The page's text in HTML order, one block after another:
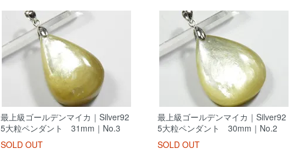
最上級ゴールデンマイカ｜Silver92
5大粒ペンダント 31mm｜No.3
SOLD OUT
最上級ゴールデンマイカ｜Silver92
5大粒ペンダント 30mm｜No.2
SOLD OUT